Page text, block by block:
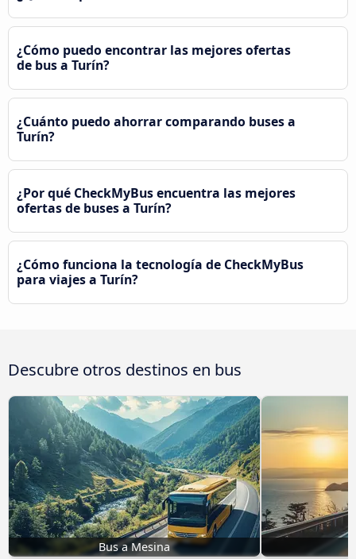
¿Cómo puedo encontrar las mejores ofertas
de bus a Turín?
¿Cuánto puedo ahorrar comparando buses a
Turín?
¿Por qué CheckMyBus encuentra las mejores
ofertas de buses a Turín?
¿Cómo funciona la tecnología de CheckMyBus
para viajes a Turín?
Descubre otros destinos en bus
Bus a Mesina